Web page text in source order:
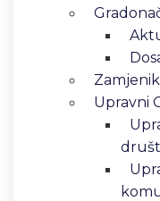
Upravni